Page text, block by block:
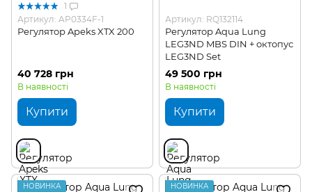
1
Артикул: AP0334F-1
Регулятор Apeks XTX 200
40 728 грн
В наявності
Купити
Артикул: RQ132114
Регулятор Aqua Lung
LEG3ND MBS DIN + октопус
LEG3ND Set
49 500 грн
В наявності
Купити
НОВИНКА НОВИНКА